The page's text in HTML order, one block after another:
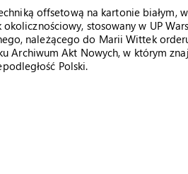
offsetową na kartonie białym,
stosowany w UP
należącego do Marii Wittek
Archiwum Akt Nowych, w którym
Polski.